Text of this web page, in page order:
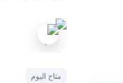
متاح اليوم